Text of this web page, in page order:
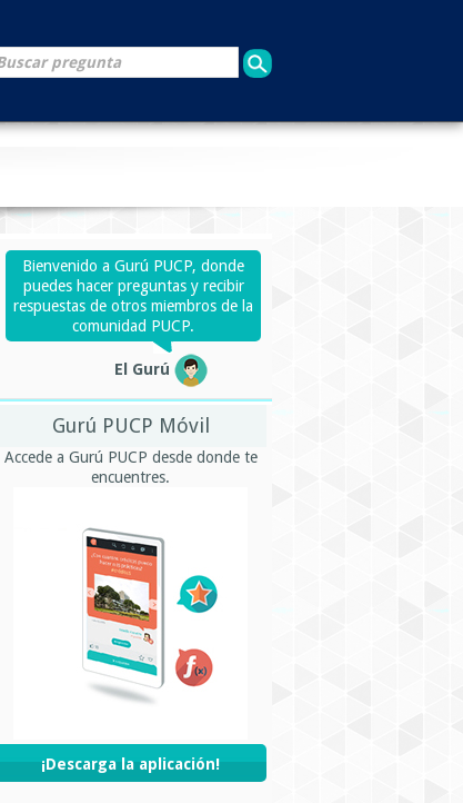
Bienvenido a Gurú PUCP, donde
puedes hacer preguntas y recibir
respuestas de otros miembros de la
comunidad PUCP.
El Gurú
Gurú PUCP Móvil
Accede a Gurú PUCP desde donde te
encuentres.
¡Descarga la aplicación!